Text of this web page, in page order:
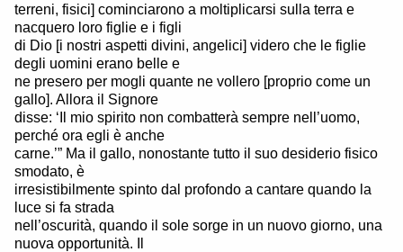
terreni, fisici] cominciarono a moltiplicarsi sulla terra e
nacquero loro figlie e i figli
di Dio [i nostri aspetti divini, angelici] videro che le figlie
degli uomini erano belle e
ne presero per mogli quante ne vollero [proprio come un
gallo]. Allora il Signore
disse: ‘Il mio spirito non combatterà sempre nell’uomo,
perché ora egli è anche
carne.’” Ma il gallo, nonostante tutto il suo desiderio fisico
smodato, è
irresistibilmente spinto dal profondo a cantare quando la
luce si fa strada
nell’oscurità, quando il sole sorge in un nuovo giorno, una
nuova opportunità. Il